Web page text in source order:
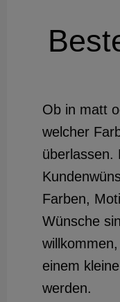
Ob in matt
welcher
überlassen.
Farben,
Wünsche
einem
werden.